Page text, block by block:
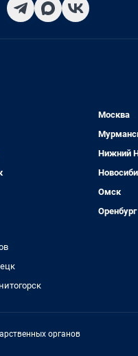
Москва
Нижний
Омск
Оренбург
органов